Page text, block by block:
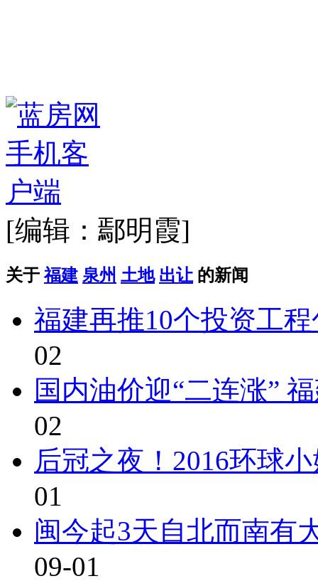
[编辑：鄢明霞]
关于 福建 泉州 土地 出让 的新闻
福建再推10个投资工
02
国内油价迎“二连涨”
02
后冠之夜！2016环球
01
闽今起3天自北而南有
09-01